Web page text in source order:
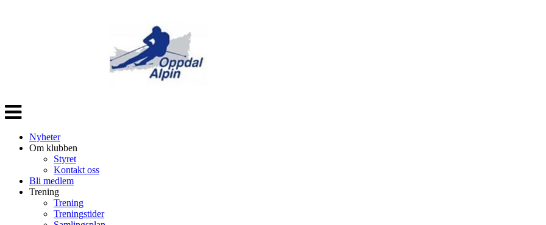
Veksle
navigasjon
Nyheter
Om klubben
Styret
Kontakt oss
Bli medlem
Trening
Trening
Treningstider